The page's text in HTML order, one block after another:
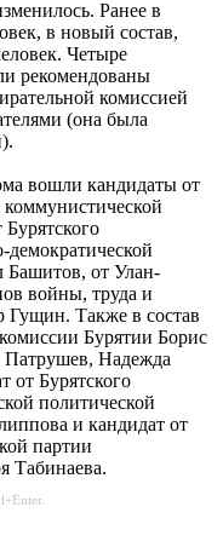
Ранее в
в новый состав,
Четыре
рекомендованы
комиссией
(она была
вошли кандидаты от
коммунистической
демократической
Башитов, от Улан-
войны, труда и
Гущин. Также в состав
Бурятии Борис
Надежда
от Бурятского
политической
и кандидат от
партии
Табинаева.